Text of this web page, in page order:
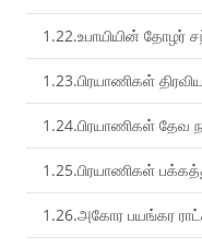
1.22.உபாயியின் தோழர்
1.23.பிரயாணிகள்
1.24.பிரயாணிகள் தேவ
1.25.பிரயாணிகள்
1.26.அகோர பயங்கர